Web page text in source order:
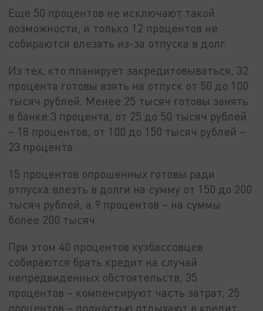
Еще 50 процентов не исключают такой
возможности, и только 12 процентов не
собираются влезать из-за отпуска в долг.
Из тех, кто планирует закредитовываться, 32
процента готовы взять на отпуск от 50 до 100
тысяч рублей. Менее 25 тысяч готовы занять
в банке 3 процента, от 25 до 50 тысяч рублей
– 18 процентов, от 100 до 150 тысяч рублей –
23 процента.
15 процентов опрошенных готовы ради
отпуска влезть в долги на сумму от 150 до 200
тысяч рублей, а 9 процентов – на суммы
более 200 тысяч.
При этом 40 процентов кузбассовцев
собираются брать кредит на случай
непредвиденных обстоятельств, 35
процентов – компенсируют часть затрат, 25
процентов – полностью отдыхают в кредит.